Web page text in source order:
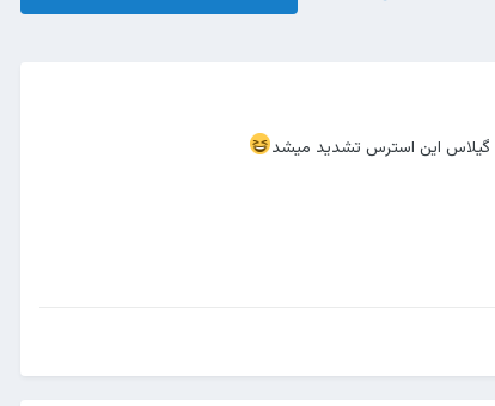
گیلاس این استرس تشدید میشد